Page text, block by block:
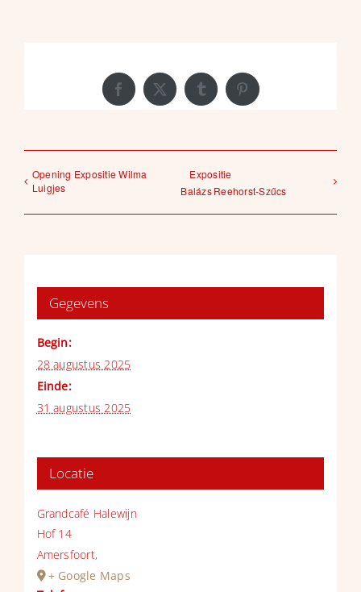
Facebook
X TumblrPinterest
Opening Expositie Wilma
Luigjes
Expositie
Balázs Reehorst‑Szűcs
Gegevens
Begin:
28 augustus 2025
Einde:
31 augustus 2025
Locatie
Grandcafé Halewijn
Hof 14
Amersfoort,
+ Google Maps